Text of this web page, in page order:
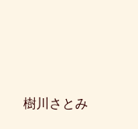
樹川さとみ